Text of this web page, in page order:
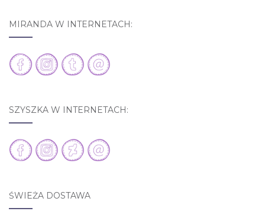
MIRANDA W INTERNETACH:
SZYSZKA W INTERNETACH:
ŚWIEŻA DOSTAWA